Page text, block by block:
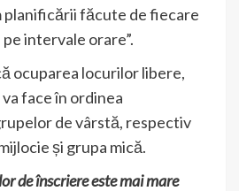
făcute de fiecare
intervale orare”.
ocuparea locurilor libere,
face în ordinea
de vârstă, respectiv
și grupa mică.
de înscriere este mai mare